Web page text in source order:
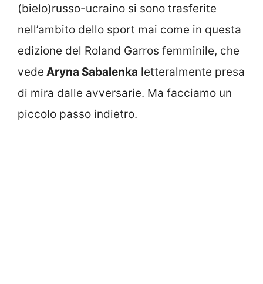
(bielo)russo-ucraino si sono trasferite
nell’ambito dello sport mai come in questa
edizione del Roland Garros femminile, che
vede Aryna Sabalenka letteralmente presa
di mira dalle avversarie. Ma facciamo un
piccolo passo indietro.